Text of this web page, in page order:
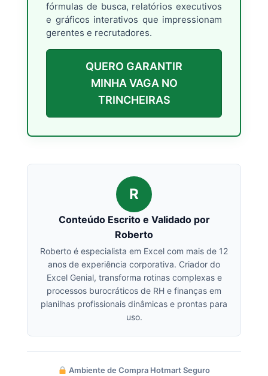
fórmulas de busca, relatórios executivos
e gráficos interativos que impressionam
gerentes e recrutadores.
QUERO GARANTIR
MINHA VAGA NO
TRINCHEIRAS
R
Conteúdo Escrito e Validado por
Roberto
Roberto é especialista em Excel com mais de 12
anos de experiência corporativa. Criador do
Excel Genial, transforma rotinas complexas e
processos burocráticos de RH e finanças em
planilhas profissionais dinâmicas e prontas para
uso.
Ambiente de Compra Hotmart Seguro